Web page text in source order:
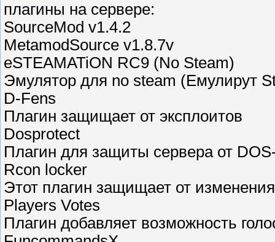
плагины на сервере:
SourceMod v1.4.2
MetamodSource v1.8.7v
eSTEAMATiON RC9 (No Steam)
Эмулятор для no steam (Емулирут
D-Fens
Плагин защищает от эксплоитов
Dosprotect
Плагин для защиты сервера от
Rcon locker
Этот плагин защищает от
Players Votes
Плагин добавляет возможность